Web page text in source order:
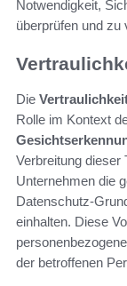
Notwendigkeit,
überprüfen und zu
Die
Rolle im Kontext
Verbreitung dieser
Unternehmen die
Datenschutz-
einhalten. Diese
der betroffenen